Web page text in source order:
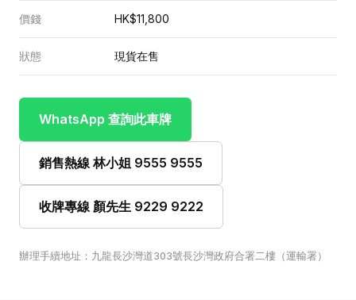
價錢 HK$11,800
狀態 現貨在售
WhatsApp 查詢此車牌
銷售熱線 林小姐 9555 9555
收牌專線 顏先生 9229 9222
辦理手續地址：九龍長沙灣道303號長沙灣政府合署二樓（運輸署）